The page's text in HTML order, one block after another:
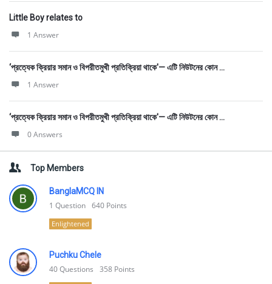
Little Boy relates to
1 Answer
‘প্রত্যেক ক্রিয়ার সমান ও বিপরীতমুখী প্রতিক্রিয়া থাকে'— এটি নিউটনের কোন ...
1 Answer
‘প্রত্যেক ক্রিয়ার সমান ও বিপরীতমুখী প্রতিক্রিয়া থাকে'— এটি নিউটনের কোন ...
0 Answers
Top Members
BanglaMCQ IN
1 Question 640 Points
Enlightened
Puchku Chele
40Questions 358 Points